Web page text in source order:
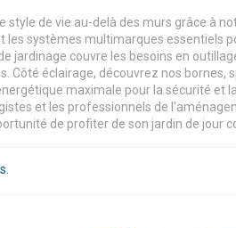
style de vie au-delà des murs grâce à
les systèmes multimarques essentiels
jardinage couvre les besoins en
Côté éclairage, découvrez nos
maximale pour la sécurité et
et les professionnels de
de profiter de son jardin de jour